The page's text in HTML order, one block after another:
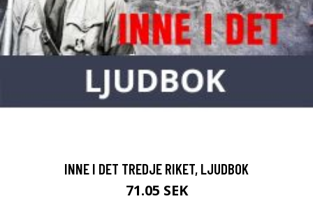
INNE I DET TREDJE RIKET, LJUDBOK
71.05 SEK